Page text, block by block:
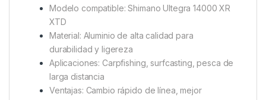
Rendimiento superior:Facilita lances suaves y
precisos, contribuyendo a alcanzar mayores
distancias y evitar enredos.
Ligereza y comodidad:
permite mantener tu equipo ágil y manejable,
incluso en largas sesiones de pesca.